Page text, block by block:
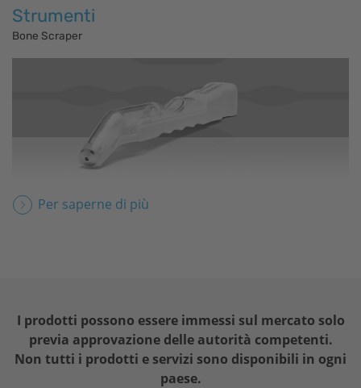
Strumenti
Bone Scraper
Per saperne di più
I prodotti possono essere immessi sul mercato solo
previa approvazione delle autorità competenti.
Non tutti i prodotti e servizi sono disponibili in ogni
paese.